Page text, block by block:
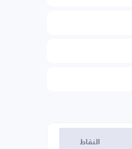
النقاط